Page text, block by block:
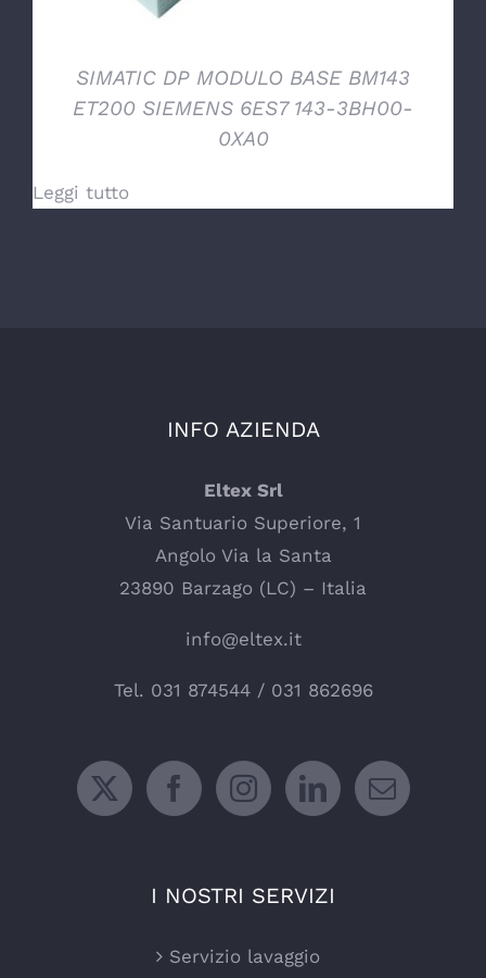
SIMATIC DP MODULO BASE BM143
ET200 SIEMENS 6ES7 143-3BH00-
0XA0
Leggi tutto
INFO AZIENDA
Eltex Srl
Via Santuario Superiore, 1
Angolo Via la Santa
23890 Barzago (LC) – Italia
info@eltex.it
Tel. 031 874544/ 031 862696
I NOSTRI SERVIZI
Servizio lavaggio